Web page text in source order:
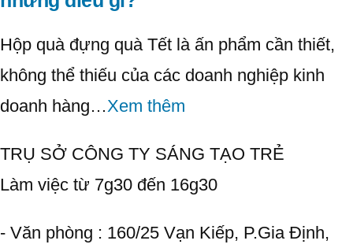
Hộp quà đựng quà Tết là ấn phẩm cần thiết,
không thể thiếu của các doanh nghiệp kinh
doanh hàng…Xem thêm
TRỤ SỞ CÔNG TY SÁNG TẠO TRẺ
Làm việc từ 7g30 đến 16g30
- Văn phòng : 160/25 Vạn Kiếp, P.Gia Định,